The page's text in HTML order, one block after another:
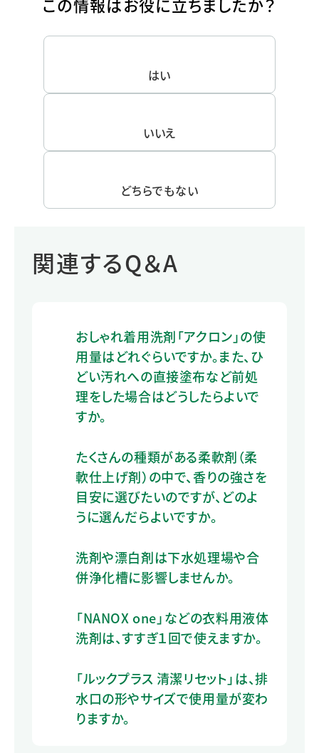
はい
いいえ
どちらでもない
関連するQ＆A
おしゃれ着用洗剤「アクロン」の使
用量はどれぐらいですか。また、ひ
どい汚れへの直接塗布など前処
理をした場合はどうしたらよいで
すか。
たくさんの種類がある柔軟剤（柔
軟仕上げ剤）の中で、香りの強さを
目安に選びたいのですが、どのよ
うに選んだらよいですか。
洗剤や漂白剤は下水処理場や合
併浄化槽に影響しませんか。
「NANOX one」などの衣料用液体
洗剤は、すすぎ１回で使えますか。
「ルックプラス 清潔リセット」は、排
水口の形やサイズで使用量が変わ
りますか。